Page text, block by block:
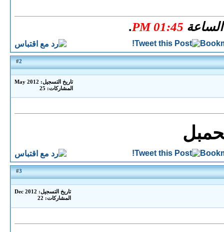
01:45 PM
.
#
2
تاريخ التسجيل: May 2012
المشاركات: 25
#
3
تاريخ التسجيل: Dec 2012
المشاركات: 22